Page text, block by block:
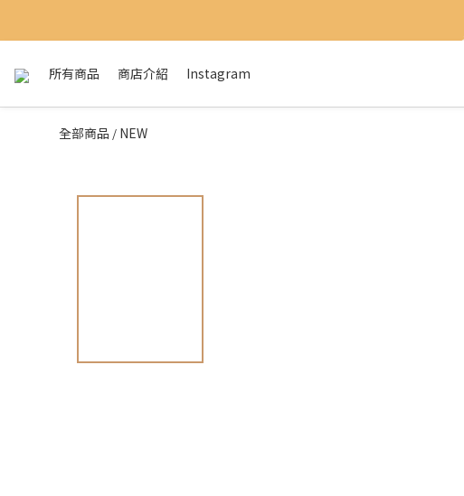
所有商品 商店介紹 Instagram
全部商品 / NEW